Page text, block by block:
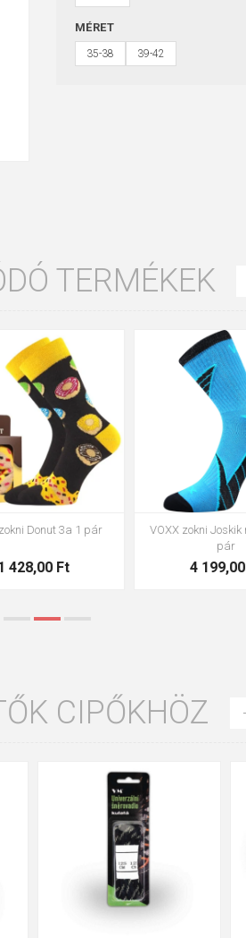
MÉRET
35-38 39-42
TERMÉKEK
VOXX zokni Setra fehér 3 pár
CIPŐKHÖZ